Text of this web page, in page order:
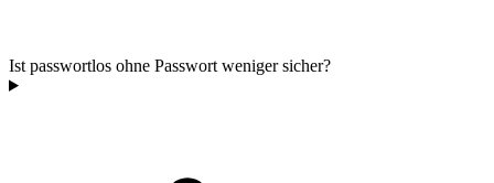
Ist passwortlos ohne Passwort weniger sicher?